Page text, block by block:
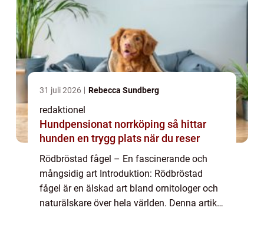
31 juli 2026 Rebecca Sundberg
redaktionel
Hundpensionat norrköping så hittar
hunden en trygg plats när du reser
Rödbröstad fågel – En fascinerande och
mångsidig art Introduktion: Rödbröstad
fågel är en älskad art bland ornitologer och
naturälskare över hela världen. Denna artikel